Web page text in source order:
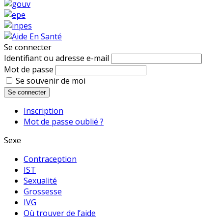
Se connecter
Identifiant ou adresse e-mail
Mot de passe
Se souvenir de moi
Se connecter
Inscription
Mot de passe oublié ?
Sexe
Contraception
IST
Sexualité
Grossesse
IVG
Où trouver de l’aide